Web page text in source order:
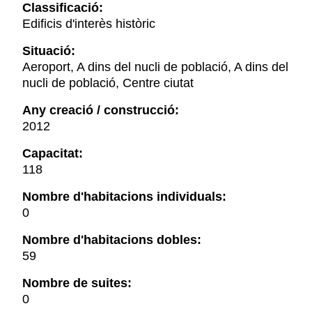
Classificació:
Edificis d'interès històric
Situació:
Aeroport, A dins del nucli de població, A dins del
nucli de població, Centre ciutat
Any creació / construcció:
2012
Capacitat:
118
Nombre d'habitacions individuals:
0
Nombre d'habitacions dobles:
59
Nombre de suites:
0